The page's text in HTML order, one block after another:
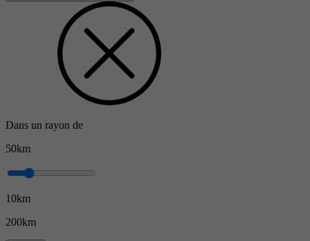
Dans un rayon de
50km
10km
200km